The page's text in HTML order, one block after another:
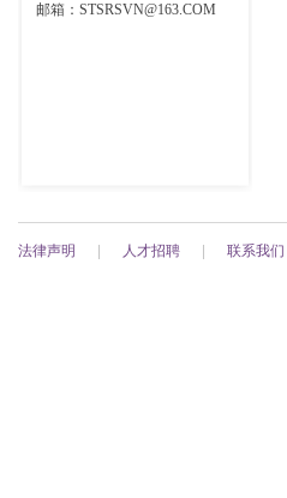
邮箱：STSRSVN@163.COM
法律声明 人才招聘 联系我们